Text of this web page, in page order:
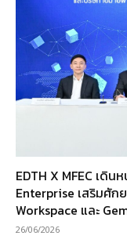
EDTH X MFEC เดิ
Enterprise เสริมศัก
Workspace และ
26/06/2026